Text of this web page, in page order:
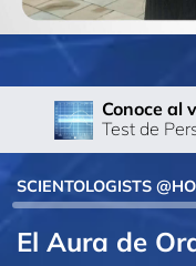
Conoce al
Test de
SCIENTOLOGISTS
El Aura de